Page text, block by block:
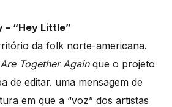
– “Hey Little”
da folk norte-americana.
Together Againque o projeto
de editar. uma mensagem de
em que a “voz” dos artistas